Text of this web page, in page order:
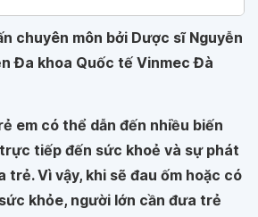
chuyên môn bởi Dược sĩ Nguyễn
Đa khoa Quốc tế Vinmec Đà
em có thể dẫn đến nhiều biến
tiếp đến sức khoẻ và sự phát
Vì vậy, khi sẽ đau ốm hoặc có
khỏe, người lớn cần đưa trẻ